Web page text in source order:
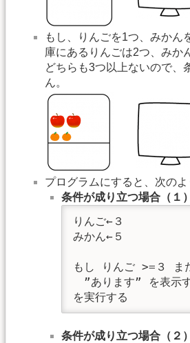
もし、りんごを1つ、みかん
庫にあるりんごは2つ、みか
どちらも3つ以上ないので、
ん。
プログラムにすると、次のよ
条件が成り立つ場合（１
りんご←３
みかん←５
もし りんご >=３ ま
”あります” を表示
を実行する
条件が成り立つ場合（２